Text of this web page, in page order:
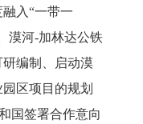
入“一带一
漠河-加林达公铁
编制
、启动漠
区项目的规划
国签署合作意向